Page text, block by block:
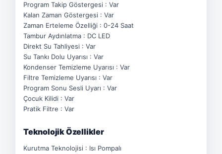
Program Takip Göstergesi : Var
Kalan Zaman Göstergesi : Var
Zaman Erteleme Özelliği : 0-24 Saat
Tambur Aydınlatma : DC LED
Direkt Su Tahliyesi : Var
Su Tankı Dolu Uyarısı : Var
Kondenser Temizleme Uyarısı : Var
Filtre Temizleme Uyarısı : Var
Program Sonu Sesli Uyarı : Var
Çocuk Kilidi : Var
Pratik Filtre : Var
Teknolojik Özellikler
Kurutma Teknolojisi : Isı Pompalı